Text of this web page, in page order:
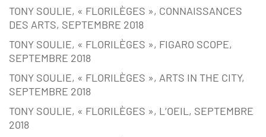
TONY SOULIE, « FLORILÈGES », CONNAISSANCES
DES ARTS, SEPTEMBRE 2018
TONY SOULIE, « FLORILÈGES », FIGARO SCOPE,
SEPTEMBRE 2018
TONY SOULIE, « FLORILÈGES », ARTS IN THE CITY,
SEPTEMBRE 2018
TONY SOULIE, « FLORILÈGES », L’OEIL, SEPTEMBRE
2018